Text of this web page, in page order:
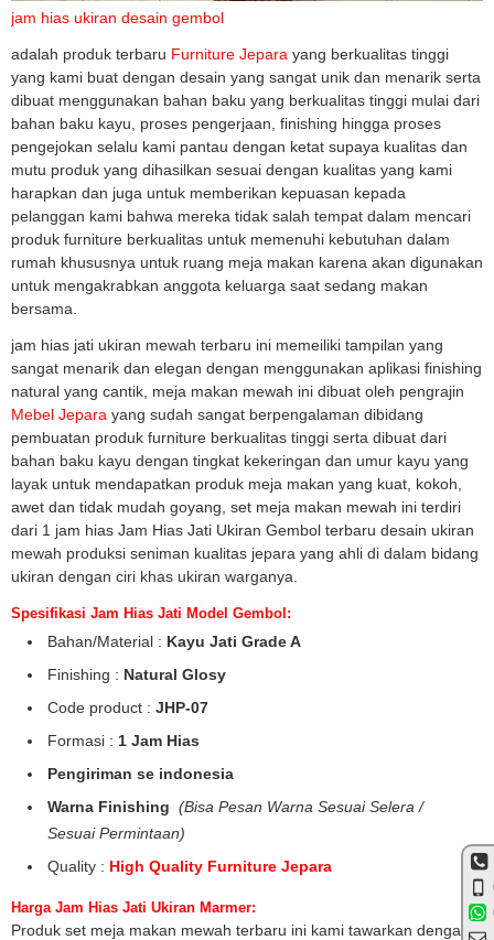
jam hias ukiran desain gembol
adalah produk terbaru Furniture Jepara yang berkualitas tinggi
yang kami buat dengan desain yang sangat unik dan menarik serta
dibuat menggunakan bahan baku yang berkualitas tinggi mulai dari
bahan baku kayu, proses pengerjaan, finishing hingga proses
pengejokan selalu kami pantau dengan ketat supaya kualitas dan
mutu produk yang dihasilkan sesuai dengan kualitas yang kami
harapkan dan juga untuk memberikan kepuasan kepada
pelanggan kami bahwa mereka tidak salah tempat dalam mencari
produk furniture berkualitas untuk memenuhi kebutuhan dalam
rumah khususnya untuk ruang meja makan karena akan digunakan
untuk mengakrabkan anggota keluarga saat sedang makan
bersama.
jam hias jati ukiran mewah terbaru ini memeiliki tampilan yang
sangat menarik dan elegan dengan menggunakan aplikasi finishing
natural yang cantik, meja makan mewah ini dibuat oleh pengrajin
Mebel Jepara yang sudah sangat berpengalaman dibidang
pembuatan produk furniture berkualitas tinggi serta dibuat dari
bahan baku kayu dengan tingkat kekeringan dan umur kayu yang
layak untuk mendapatkan produk meja makan yang kuat, kokoh,
awet dan tidak mudah goyang, set meja makan mewah ini terdiri
dari 1 jam hias Jam Hias Jati Ukiran Gembol terbaru desain ukiran
mewah produksi seniman kualitas jepara yang ahli di dalam bidang
ukiran dengan ciri khas ukiran warganya.
Spesifikasi Jam Hias Jati Model Gembol:
Bahan/Material : Kayu Jati Grade A
Finishing : Natural Glosy
Code product : JHP-07
Formasi : 1 Jam Hias
Pengiriman se indonesia
Warna Finishing (Bisa Pesan Warna Sesuai Selera /
Sesuai Permintaan)
Quality : High Quality Furniture Jepara
Harga Jam Hias Jati Ukiran Marmer:
Produk set meja makan mewah terbaru ini kami tawarkan dengan